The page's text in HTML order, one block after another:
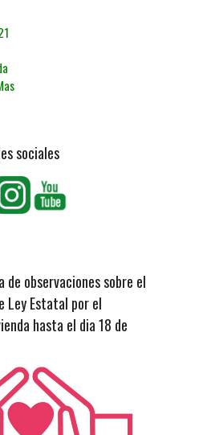
sociales
de observaciones sobre el
Ley Estatal por el
hasta el dia 18 de